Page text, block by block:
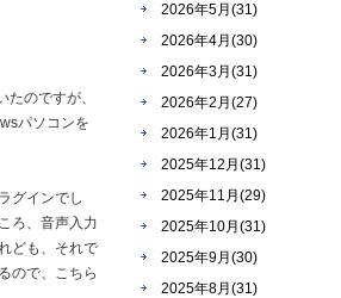
2026年5月(31)
2026年4月(30)
2026年3月(31)
2026年2月(27)
2026年1月(31)
2025年12月(31)
2025年11月(29)
2025年10月(31)
2025年9月(30)
2025年8月(31)
のですが、
パソコンを
グインでし
ろ、音声入力
ども、それで
ので、こちら